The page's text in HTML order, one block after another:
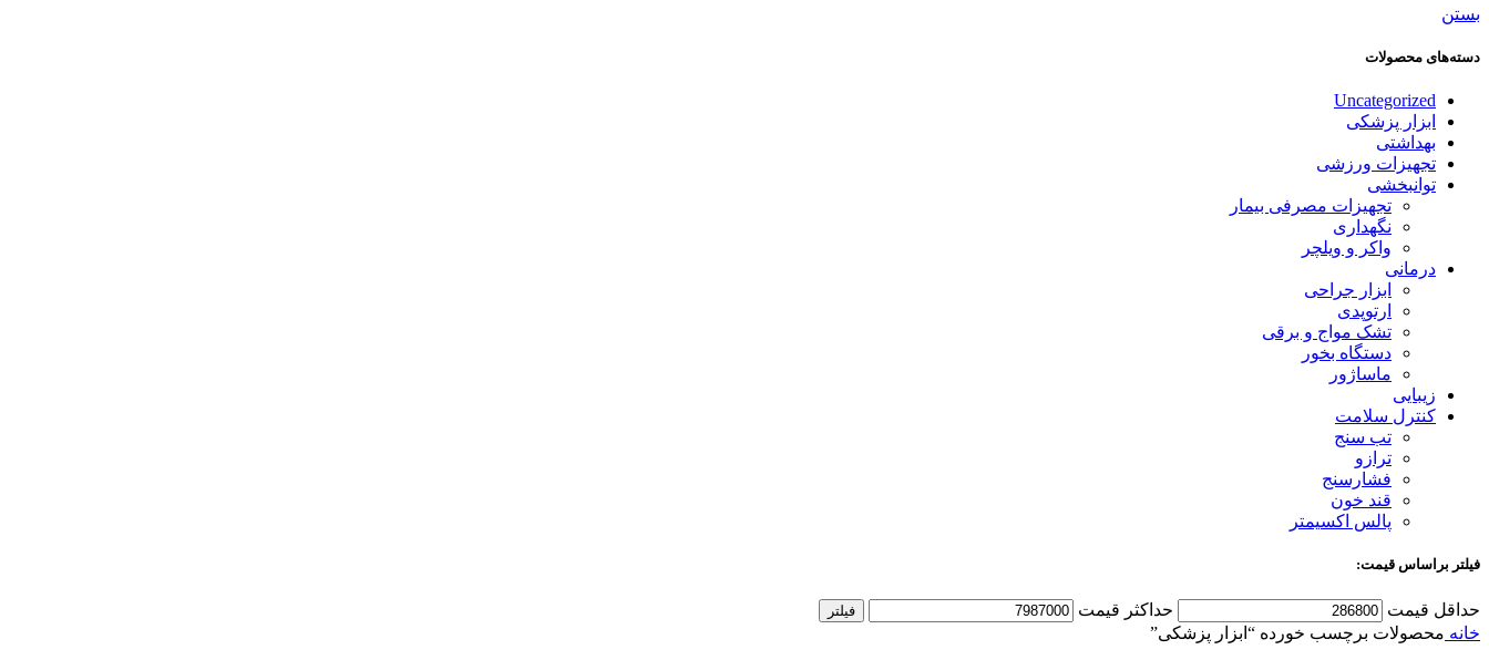
بستن
دسته‌های محصولات
Uncategorized
ابزار پزشکی
بهداشتی
تجهیزات ورزشی
توانبخشی
تجهیزات مصرفی بیمار
نگهداری
واکر و ویلچر
درمانی
ابزار جراحی
ارتوپدی
تشک مواج و برقی
دستگاه بخور
ماساژور
زیبایی
کنترل سلامت
تب سنج
ترازو
فشارسنج
قند خون
پالس اکسیمتر
فیلتر براساس قیمت:
حداقل قیمت حداکثر قیمت فیلتر
خانه محصولات برچسب خورده “ابزار پزشکی”